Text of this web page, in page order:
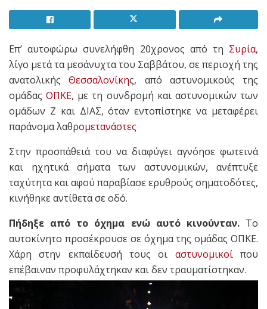
Επ’ αυτοφώρω συνελήφθη 20χρονος από τη Συρία,
λίγο μετά τα μεσάνυχτα του Σαββάτου, σε περιοχή της
ανατολικήςΘεσσαλονίκης, από αστυνομικούς της
ομάδαςΟΠΚΕ, με τη συνδρομή και αστυνομικών των
ομάδων Ζ και ΔΙΑΣ, όταν εντοπίστηκε να μεταφέρει
παράνομα λαθρομετανάστες
Στην προσπάθειά του να διαφύγει αγνόησε φωτεινά
και ηχητικά σήματα των αστυνομικών, ανέπτυξε
ταχύτητα και αφού παραβίασε ερυθρούς σηματοδότες,
κινήθηκε αντίθετα σε οδό.
Πήδηξε από το όχημα ενώ αυτό κινούνταν.Το
αυτοκίνητο προσέκρουσε σε όχημα της ομάδας ΟΠΚΕ.
Χάρη στην εκπαίδευσή τους οι αστυνομικοίπου
επέβαιναν προφυλάχτηκαν και δεν τραυματίστηκαν.